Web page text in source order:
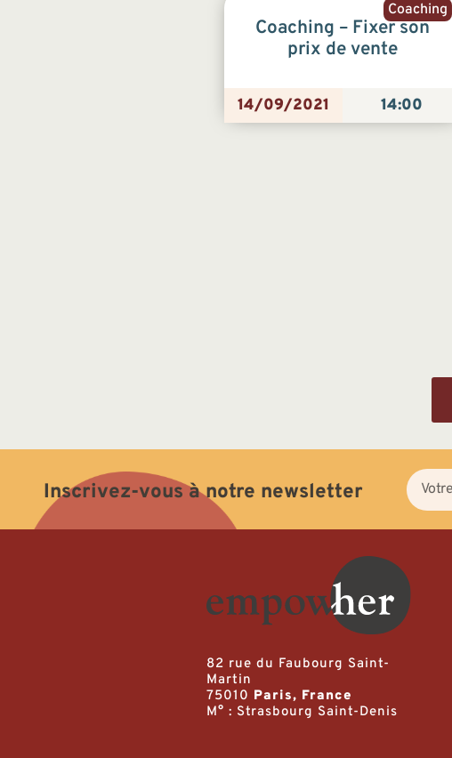
Coaching
Coaching – Fixer son
prix de vente
14/09/2021 14:00
Inscrivez-vous à notre newsletter
82 rue du Faubourg Saint-
Martin
75010 Paris, France
M° : Strasbourg Saint-Denis